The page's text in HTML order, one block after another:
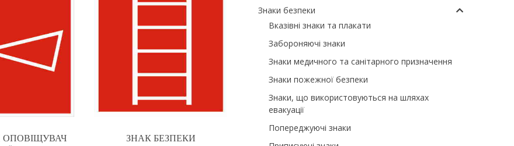
ОПОВІЩУВАЧ
ЗНАК БЕЗПЕКИ
Знаки безпеки
Вказівні знаки та плакати
Забороняючі знаки
Знаки медичного та санітарного призначення
Знаки пожежної безпеки
Знаки, що використовуються на шляхах
евакуації
Попереджуючі знаки